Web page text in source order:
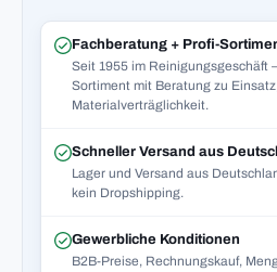
Fachberatung + Profi-
Seit 1955 im Reinigungsgeschäft
Sortiment mit Beratung zu
Materialverträglichkeit.
Schneller Versand aus
Lager und Versand aus
kein Dropshipping.
Gewerbliche Konditionen
B2B-Preise, Rechnungskauf,